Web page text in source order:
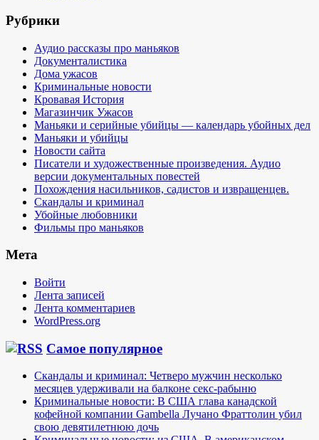
Рубрики
Аудио рассказы про маньяков
Документалистика
Дома ужасов
Криминальные новости
Кровавая История
Магазинчик Ужасов
Маньяки и серийные убийцы — календарь убойных дел
Маньяки и убийцы
Новости сайта
Писатели и художественные произведения. Аудио
версии документальных повестей
Похождения насильников, садистов и извращенцев.
Скандалы и криминал
Убойные любовники
Фильмы про маньяков
Мета
Войти
Лента записей
Лента комментариев
WordPress.org
Самое популярное
Скандалы и криминал: Четверо мужчин несколько
месяцев удерживали на балконе секс-рабыню
Криминальные новости: В США глава канадской
кофейной компании Gambella Лучано Фраттолин убил
свою девятилетнюю дочь